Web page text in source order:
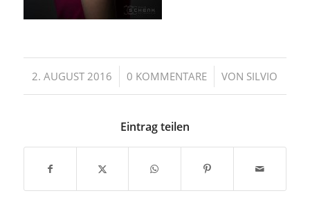
2. AUGUST 2016
/ 0 KOMMENTARE
/ VON SILVIO
Eintrag teilen